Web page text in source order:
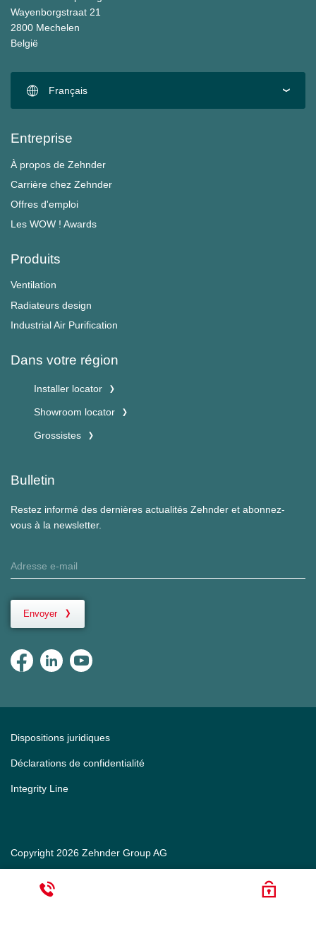
Wayenborgstraat 21
2800 Mechelen
België
Français
Entreprise
À propos de Zehnder
Carrière chez Zehnder
Offres d'emploi
Les WOW ! Awards
Produits
Ventilation
Radiateurs design
Industrial Air Purification
Dans votre région
Installer locator
Showroom locator
Grossistes
Bulletin
Restez informé des dernières actualités Zehnder et abonnez-
vous à la newsletter.
Envoyer
Copyright 2026 Zehnder Group AG
Dispositions juridiques
Déclarations de confidentialité
Integrity Line